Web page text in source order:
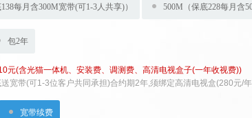
每月含300M宽带(可1-3人共享)） 500M（保底228每月含
包2年
元(含光猫一体机、安装费、调测费、高清电视盒子(一年收视费))
宽带(可1-3位客户共同承担)合约期2年,须绑定高清电视盒(280元/
宽带续费